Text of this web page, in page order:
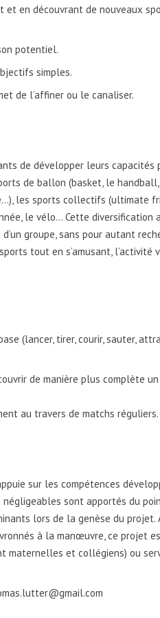
et en découvrant de nouveaux
potentiel.
simples.
de l’affiner ou le canaliser.
de développer leurs capacités
de ballon (basket, le
les sports collectifs (ultimate
le vélo… Cette diversification
groupe, sans pour autant
tout en s’amusant, l’activité
(lancer, tirer, courir, sauter,
de manière plus complète
au travers de matchs réguliers.
sur les compétences
sont apportés du
lors de la genèse du projet.
à la manœuvre, ce projet
maternelles et collégiens) ou